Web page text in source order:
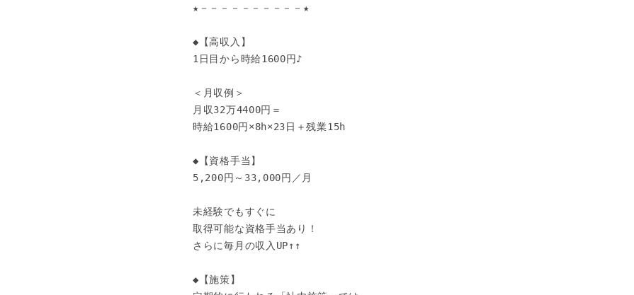
★－－－－－－－－－－★
◆【高収入】
1日目から時給1600円♪
＜月収例＞
月収32万4400円＝
時給1600円×8h×23日＋残業15h
◆【資格手当】
5,200円～33,000円／月
未経験でもすぐに
取得可能な資格手当あり！
さらに毎月の収入UP↑↑
◆【施策】